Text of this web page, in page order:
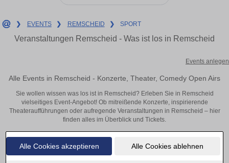
Alle Cookies akzeptieren Alle Cookies ablehnen
❯ EVENTS ❯ REMSCHEID ❯ SPORT
Veranstaltungen Remscheid - Was ist los in Remscheid
Events anlegen
Alle Events in Remscheid - Konzerte, Theater, Comedy Open Airs
Sie wollen wissen was los ist in Remscheid? Erleben Sie in Remscheid
vielseitiges Event-Angebot! Ob mitreißende Konzerte, inspirierende
Theateraufführungen oder aufregende Veranstaltungen in Remscheid – hier
finden alles im Überblick und Tickets.